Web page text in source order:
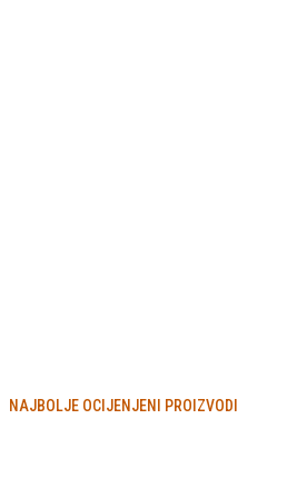
NAJBOLJE OCIJENJENI PROIZVODI